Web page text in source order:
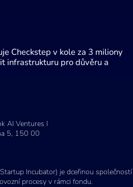
Checkstep v kole za 3 miliony
infrastrukturu pro důvěru a
AI Ventures I
5, 150 00
Incubator) je dceřinou společností
procesy v rámci fondu.